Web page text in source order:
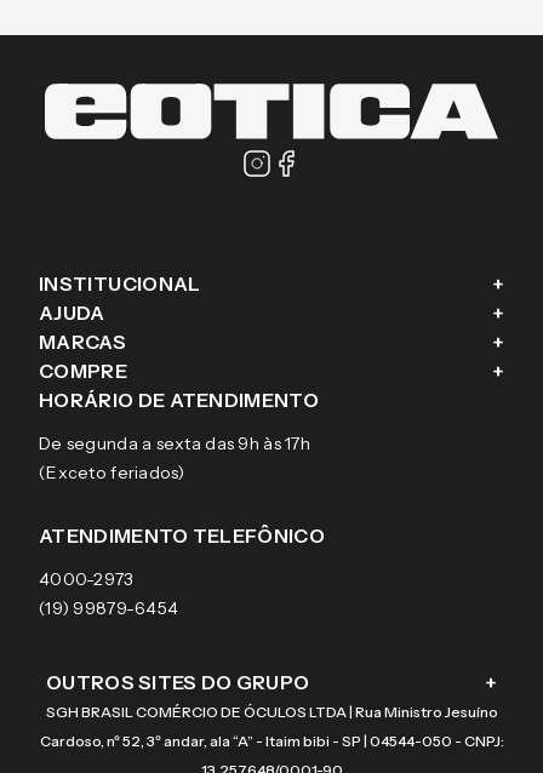
INSTITUCIONAL +
Fale conosco
Blog
Sobre a eÓtica
Aviso de privacidade
Termos e condições de uso
AJUDA +
Como comprar
Trocas e Devoluções
Pagamentos
Garantias
MARCAS +
Ray-Ban
Tecnol
Arnette
Burberry
COMPRE +
Óculos de sol
Lentes de contato
HORÁRIO DE ATENDIMENTO
De segunda a sexta das 9h às 17h
(Exceto feriados)
ATENDIMENTO TELEFÔNICO
4000-2973
(19) 99879-6454
OUTROS SITES DO GRUPO +
SGH BRASIL COMÉRCIO DE ÓCULOS LTDA | Rua Ministro Jesuíno
Cardoso, nº 52, 3º andar, ala “A” - Itaim bibi - SP | 04544-050 - CNPJ: